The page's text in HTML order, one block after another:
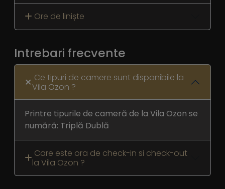
Ore de liniște
Intrebari frecvente
Ce tipuri de camere sunt disponibile la
Vila Ozon ?
Printre tipurile de cameră de la Vila Ozon se
numără: Triplă Dublă
Care este ora de check-in si check-out
la Vila Ozon ?